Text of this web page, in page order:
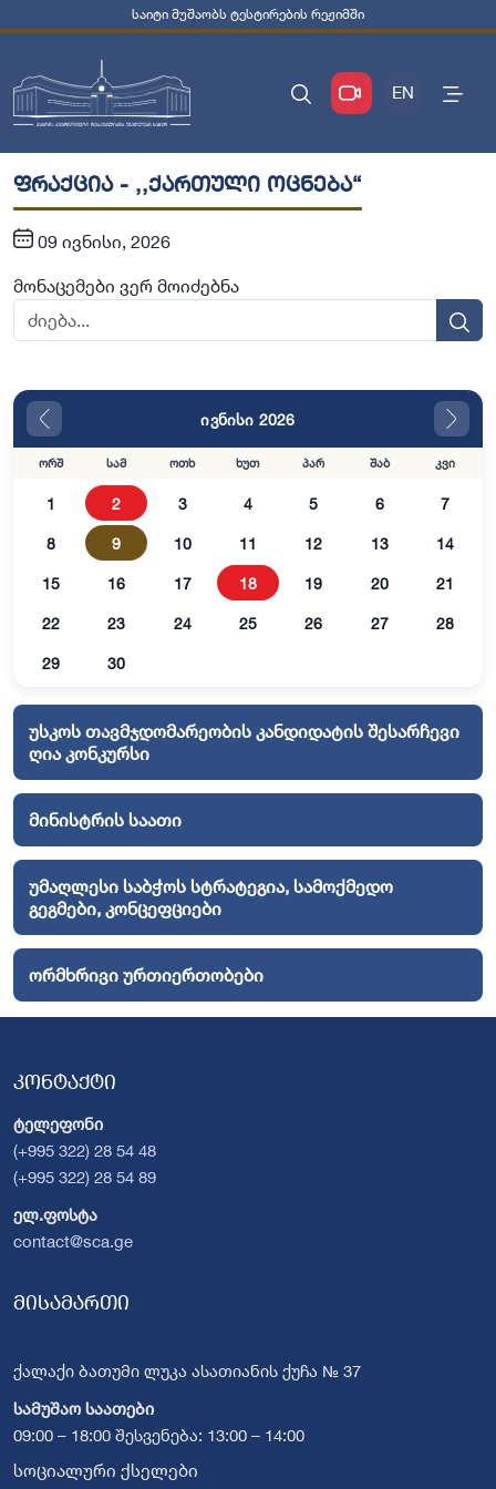
საიტი მუშაობს ტესტირების რეჟიმში
EN
ფრაქცია - ,,ქართული ოცნება“
09 ივნისი, 2026
მონაცემები ვერ მოიძებნა
ივნისი 2026
ორშ სამ ოთხ ხუთ პარ შაბ კვი
1 2 3 4 5 6 7
8 9 10 11 12 13 14
15 16 17 18 19 20 21
22 23 24 25 26 27 28
29 30
უსკოს თავმჯდომარეობის კანდიდატის შესარჩევი
ღია კონკურსი
მინისტრის საათი
უმაღლესი საბჭოს სტრატეგია, სამოქმედო
გეგმები, კონცეფციები
ორმხრივი ურთიერთობები
კონტაქტი
ტელეფონი
(+995 322) 28 54 48
(+995 322) 28 54 89
ელ.ფოსტა
contact@sca.ge
მისამართი
ქალაქი ბათუმი ლუკა ასათიანის ქუჩა № 37
სამუშაო საათები
09:00 – 18:00 შესვენება: 13:00 – 14:00
სოციალური ქსელები